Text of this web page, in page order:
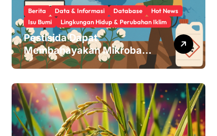
Berita Data & Informasi Database
Hot News
Isu Bumi
Lingkungan Hidup & Perubahan Iklim
Pestisida Dapat
Membahayakan Mikroba
Usus Kita